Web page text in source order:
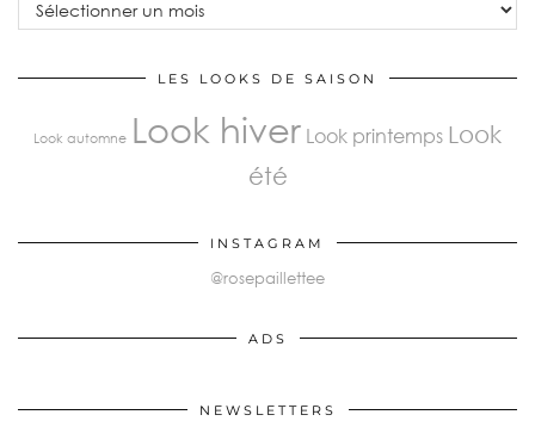
LES LOOKS DE SAISON
Look automne Look hiver Look printemps Look
été
INSTAGRAM
@rosepaillettee
ADS
NEWSLETTERS